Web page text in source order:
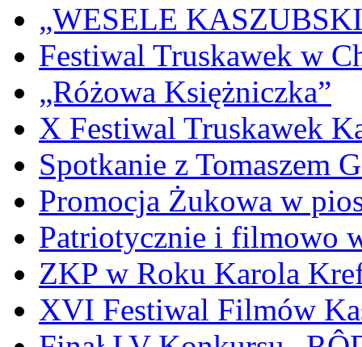
„WESELE
Festiwal Truskawek w
„Różowa Księżniczka”
X Festiwal Truskawek
Spotkanie z Tomaszem
Promocja Żukowa w
Patriotycznie i filmowo
ZKP w Roku Karola
XVI Festiwal Filmów